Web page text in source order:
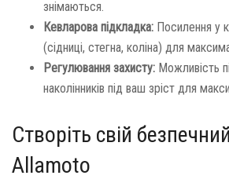
знімаються.
Кевларова підкладка: Посилення у
(сідниці, стегна, коліна) для
Регулювання захисту: Можливість
наколінників під ваш зріст для
Створіть свій
Allamoto